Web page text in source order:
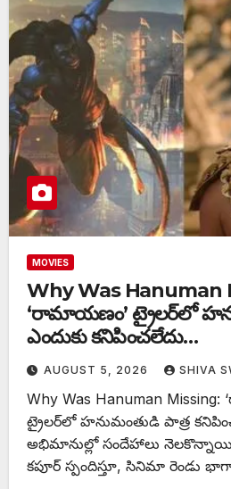
MOVIES
Why Was Hanuman
‘రామాయణం’ ట్రైలర్‌లో
ఎందుకు కనిపించలేదు…
AUGUST 5, 2026 SHIVA
Why Was Hanuman
ట్రైలర్‌లో హనుమంతుడి పాత్ర
అభిమానుల్లో సందేహాలు
కపూర్ స్పందిస్తూ, సినిమా రెండు